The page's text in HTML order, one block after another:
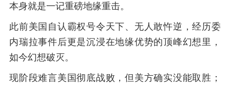
本身就是一记重磅地缘重击。
此前美国自认霸权号令天下、无人敢忤逆，经历委
内瑞拉事件后更是沉浸在地缘优势的顶峰幻想里，
如今幻想破灭。
现阶段难言美国彻底战败，但美方确实没能取胜；